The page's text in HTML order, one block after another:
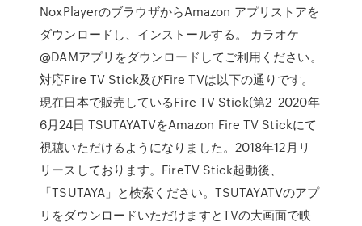
NoxPlayerのブラウザからAmazon アプリストアを
ダウンロードし、インストールする。 カラオケ
@DAMアプリをダウンロードしてご利用ください。
対応Fire TV Stick及びFire TVは以下の通りです。
現在日本で販売しているFire TV Stick(第2 2020年
6月24日 TSUTAYATVをAmazon Fire TV Stickにて
視聴いただけるようになりました。2018年12月リ
リースしております。FireTV Stick起動後、
「TSUTAYA」と検索ください。TSUTAYATVのアプ
リをダウンロードいただけますとTVの大画面で映